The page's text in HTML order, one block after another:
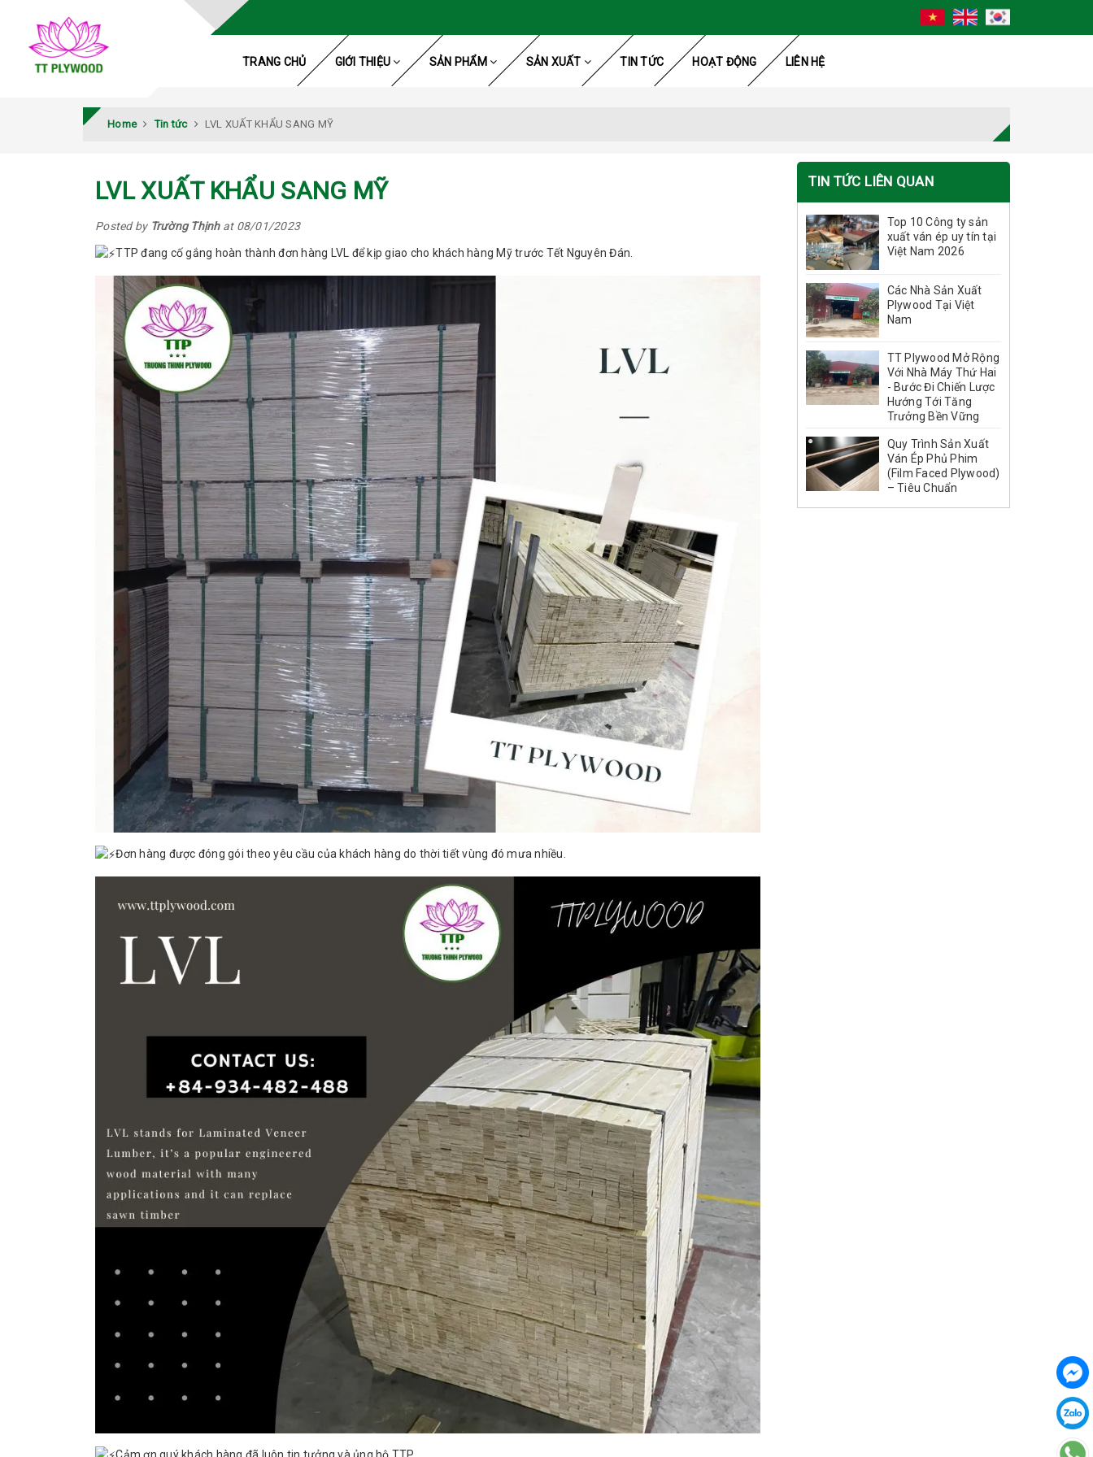
TRANG CHỦ GIỚI THIỆU SẢN PHẨM SẢN XUẤT TIN TỨC HOẠT ĐỘNG LIÊN HỆ
Home Tin tức LVL XUẤT KHẨU SANG MỸ
LVL XUẤT KHẨU SANG MỸ
Posted by Trường Thịnhat 08/01/2023
TTP đang cố gắng hoàn thành đơn hàng LVL để kịp giao cho khách hàng Mỹ trước Tết Nguyên Đán.
Đơn hàng được đóng gói theo yêu cầu của khách hàng do thời tiết vùng đó mưa nhiều.
TIN TỨC LIÊN QUAN
Top 10 Công ty sản
xuất ván ép uy tín tại
Việt Nam 2026
Các Nhà Sản Xuất
Plywood Tại Việt
Nam
TT Plywood Mở Rộng
Với Nhà Máy Thứ Hai
- Bước Đi Chiến Lược
Hướng Tới Tăng
Trưởng Bền Vững
Quy Trình Sản Xuất
Ván Ép Phủ Phim
(Film Faced Plywood)
– Tiêu Chuẩn